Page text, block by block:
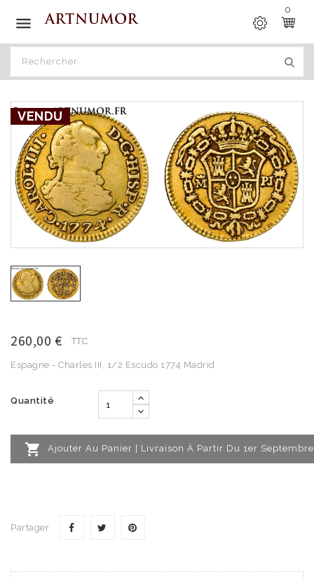

0
VENDU
260,00 € TTC
Espagne - Charles III, 1/2 Escudo 1774 Madrid
Quantité
 Ajouter Au Panier | Livraison À Partir Du 1er Septembre
Partager